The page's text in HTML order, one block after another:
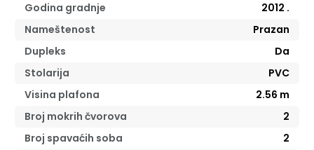
Godina gradnje
2012 .
Nameštenost
Prazan
Dupleks
Da
Stolarija
PVC
Visina plafona
2.56 m
Broj mokrih čvorova
2
Broj spavaćih soba
2